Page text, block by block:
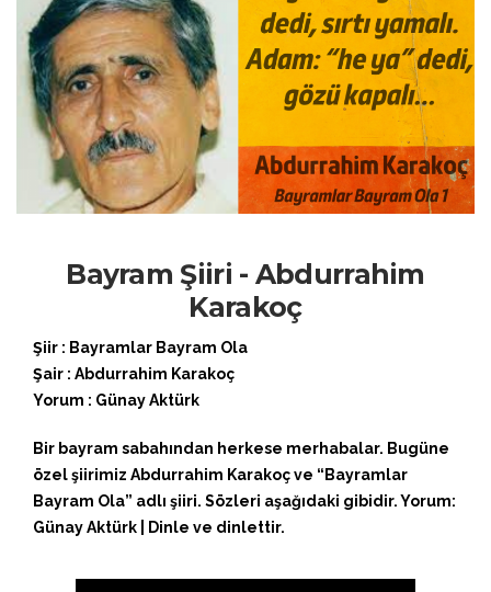
Bayram Şiiri - Abdurrahim
Karakoç
Şiir : Bayramlar Bayram Ola
Şair : Abdurrahim Karakoç
Yorum : Günay Aktürk
Bir bayram sabahından herkese merhabalar. Bugüne
özel şiirimiz Abdurrahim Karakoç ve “Bayramlar
Bayram Ola” adlı şiiri. Sözleri aşağıdaki gibidir. Yorum:
Günay Aktürk | Dinle ve dinlettir.